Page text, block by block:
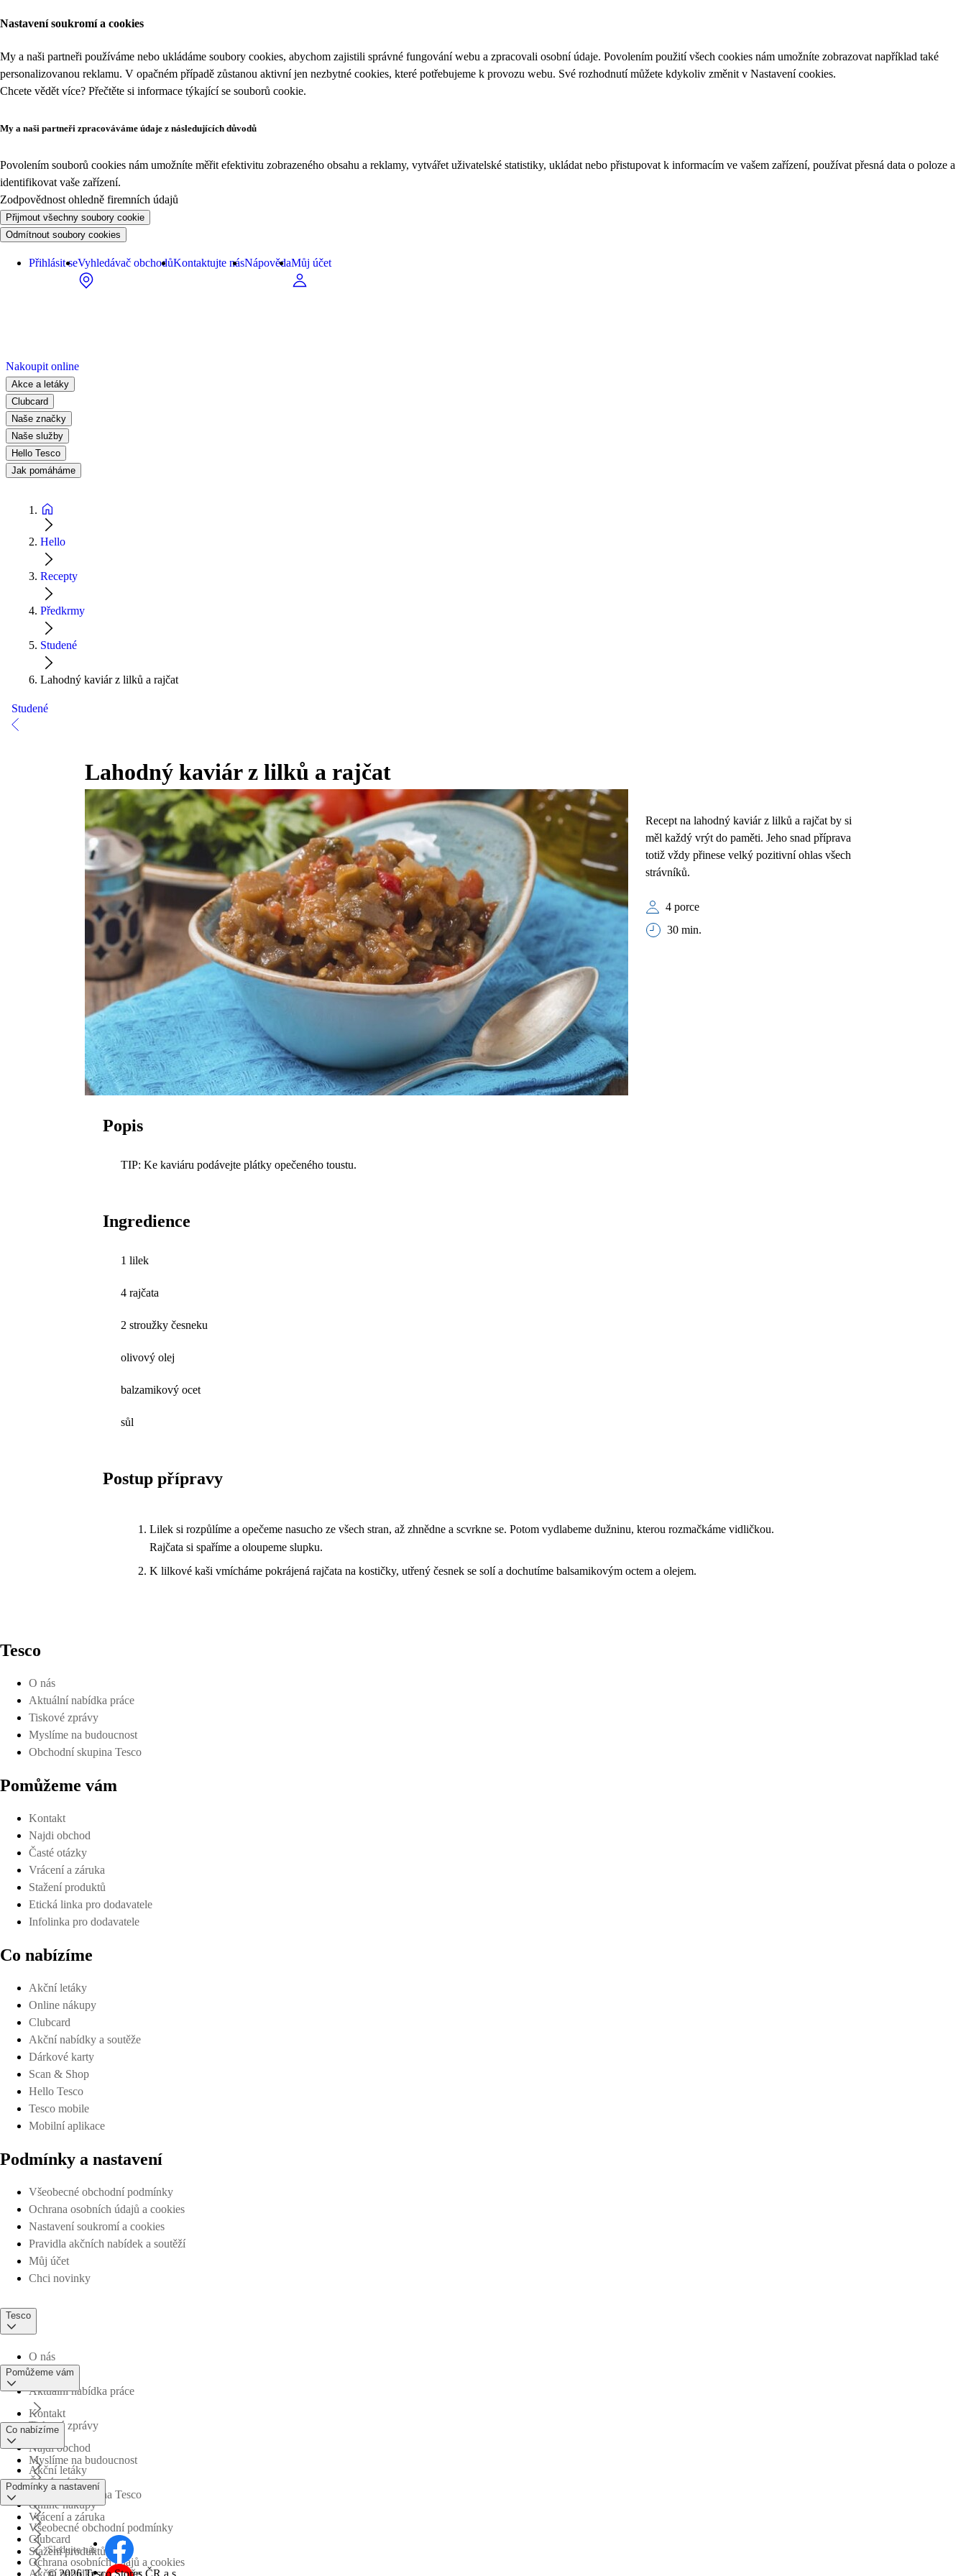
Nastavení soukromí a cookies
My a naši partneři používáme nebo ukládáme soubory cookies, abychom zajistili správné fungování webu a zpracovali osobní údaje. Povolením použití všech cookies nám umožníte zobrazovat například také
personalizovanou reklamu. V opačném případě zůstanou aktivní jen nezbytné cookies, které potřebujeme k provozu webu. Své rozhodnutí můžete kdykoliv změnit v Nastavení cookies.
Chcete vědět více? Přečtěte si informace týkající se souborů cookie.
My a naši partneři zpracováváme údaje z následujících důvodů
Povolením souborů cookies nám umožníte měřit efektivitu zobrazeného obsahu a reklamy, vytvářet uživatelské statistiky, ukládat nebo přistupovat k informacím ve vašem zařízení, používat přesná data o poloze a
identifikovat vaše zařízení.
Zodpovědnost ohledně firemních údajů
Přijmout všechny soubory cookie
Odmítnout soubory cookies
Přihlásit seVyhledávač obchodůKontaktujte násNápovědaMůj účet
Nakoupit online
Akce a letáky
Clubcard
Naše značky
Naše služby
Hello Tesco
Jak pomáháme
Hello
Recepty
Předkrmy
Studené
Lahodný kaviár z lilků a rajčat
Studené
Lahodný kaviár z lilků a rajčat
Recept na lahodný kaviár z lilků a rajčat by si
měl každý vrýt do paměti. Jeho snad příprava
totiž vždy přinese velký pozitivní ohlas všech
strávníků.
4 porce
30 min.
Popis
TIP: Ke kaviáru podávejte plátky opečeného toustu.
Ingredience
1 lilek
4 rajčata
2 stroužky česneku
olivový olej
balzamikový ocet
sůl
Postup přípravy
Lilek si rozpůlíme a opečeme nasucho ze všech stran, až zhnědne a scvrkne se. Potom vydlabeme dužninu, kterou rozmačkáme vidličkou.
Rajčata si spaříme a oloupeme slupku.
K lilkové kaši vmícháme pokrájená rajčata na kostičky, utřený česnek se solí a dochutíme balsamikovým octem a olejem.
Tesco
O nás
Aktuální nabídka práce
Tiskové zprávy
Myslíme na budoucnost
Obchodní skupina Tesco
Pomůžeme vám
Kontakt
Najdi obchod
Časté otázky
Vrácení a záruka
Stažení produktů
Etická linka pro dodavatele
Infolinka pro dodavatele
Co nabízíme
Akční letáky
Online nákupy
Clubcard
Akční nabídky a soutěže
Dárkové karty
Scan & Shop
Hello Tesco
Tesco mobile
Mobilní aplikace
Podmínky a nastavení
Všeobecné obchodní podmínky
Ochrana osobních údajů a cookies
Nastavení soukromí a cookies
Pravidla akčních nabídek a soutěží
Můj účet
Chci novinky
Tesco
O nás
Aktuální nabídka práce
Tiskové zprávy
Myslíme na budoucnost
Obchodní skupina Tesco
Pomůžeme vám
Kontakt
Najdi obchod
Časté otázky
Vrácení a záruka
Stažení produktů
Co nabízíme
Akční letáky
Online nákupy
Clubcard
Podmínky a nastavení
Všeobecné obchodní podmínky
Ochrana osobních údajů a cookies
Sledujte nás
© 2026 Tesco Stores ČR a.s.